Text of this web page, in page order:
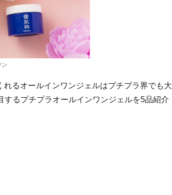
るオールインワンジェルはプチプラ界でも大
るプチプラオールインワンジェルを5品紹介